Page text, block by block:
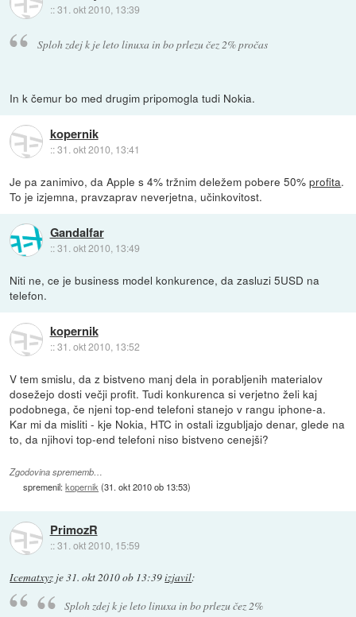
::31. okt 2010, 13:39
Sploh zdej k je leto linuxa in bo prlezu čez 2% pročas
In k čemur bo med drugim pripomogla tudi Nokia.
kopernik
::31. okt 2010, 13:41
Je pa zanimivo, da Apple s 4% tržnim deležem pobere 50%profita.
To je izjemna, pravzaprav neverjetna, učinkovitost.
Gandalfar
::31. okt 2010, 13:49
Niti ne, ce je business model konkurence, da zasluzi 5USD na
telefon.
kopernik
::31. okt 2010, 13:52
V tem smislu, da z bistveno manj dela in porabljenih materialov
dosežejo dosti večji profit. Tudi konkurenca si verjetno želi kaj
podobnega, če njeni top-end telefoni stanejo v rangu iphone-a.
Kar mi da misliti - kje Nokia, HTC in ostali izgubljajo denar, glede na
to, da njihovi top-end telefoni niso bistveno cenejši?
Zgodovina sprememb…
spremenil:kopernik (31. okt 2010 ob 13:53)
PrimozR
::31. okt 2010, 15:59
Icematxyz je31. okt 2010 ob 13:39izjavil:
Sploh zdej k je leto linuxa in bo prlezu čez 2%